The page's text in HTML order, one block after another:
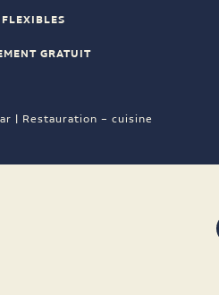
GRATUIT
| Restauration – cuisine